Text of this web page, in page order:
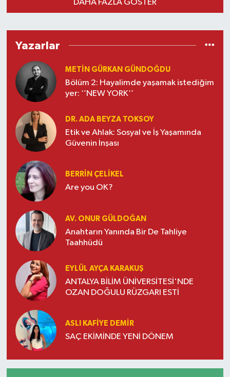
DAHA FAZLA GÖSTER
Yazarlar
METIN GÜRKAN GÜNDOĞDU
Bölüm 2: Hayalimde yaşamak istediğim
yer: ‘’NEW YORK’’
DR. ADA BEYZA TOKSOY
Etik ve Ahlak: Sosyal ve İş Yaşamında
Güvenin İnşası
BERRIN ÇELIKEL
Are you OK?
AV. ONUR GÜLDOĞAN
Anahtarın Yanında Bir De Tahliye
Taahhüdü
EYLÜL AYÇA KARAKUŞ
ANTALYA BİLİM ÜNİVERSİTESİ'NDE
OZAN DOĞULU RÜZGARI ESTİ
ASLI KAFIYE DEMIR
SAÇ EKİMİNDE YENİ DÖNEM